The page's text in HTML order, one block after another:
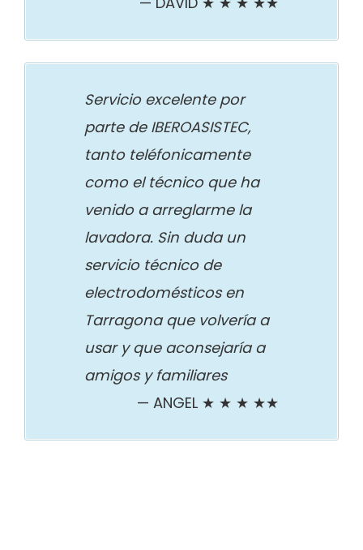
Servicio excelente por
parte de IBEROASISTEC,
tanto teléfonicamente
como el técnico que ha
venido a arreglarme la
lavadora. Sin duda un
servicio técnico de
electrodomésticos en
Tarragona que volvería a
usar y que aconsejaría a
amigos y familiares
ANGEL ★ ★ ★ ★★